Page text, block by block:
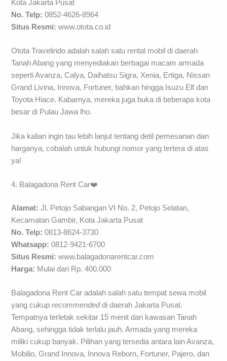
Kota Jakarta Pusat
No. Telp:0852-4626-8964
Situs Resmi:www.otota.co.id
Otota Travelindo adalah salah satu rental mobil di daerah
Tanah Abang yang menyediakan berbagai macam armada
seperti Avanza, Calya, Daihatsu Sigra, Xenia, Ertiga, Nissan
Grand Livina, Innova, Fortuner, bahkan hingga Isuzu Elf dan
Toyota Hiace. Kabarnya, mereka juga buka di beberapa kota
besar di Pulau Jawa lho.
Jika kalian ingin tau lebih lanjut tentang detil pemesanan dan
harganya, cobalah untuk hubungi nomor yang tertera di atas
ya!
4. Balagadona Rent Car❤️
Alamat:Jl. Petojo Sabangan VI No. 2, Petojo Selatan,
Kecamatan Gambir, Kota Jakarta Pusat
No. Telp:0813-8624-3730
Whatsapp:0812-9421-6700
Situs Resmi:www.balagadonarentcar.com
Harga: Mulai dari Rp. 400.000
Balagadona Rent Car adalah salah satu tempat sewa mobil
yang cukuprecommendeddi daerah Jakarta Pusat.
Tempatnya terletak sekitar 15 menit dari kawasan Tanah
Abang, sehingga tidak terlalu jauh. Armada yang mereka
miliki cukup banyak. Pilihan yang tersedia antara lain Avanza,
Mobilio, Grand Innova, Innova Reborn, Fortuner, Pajero, dan